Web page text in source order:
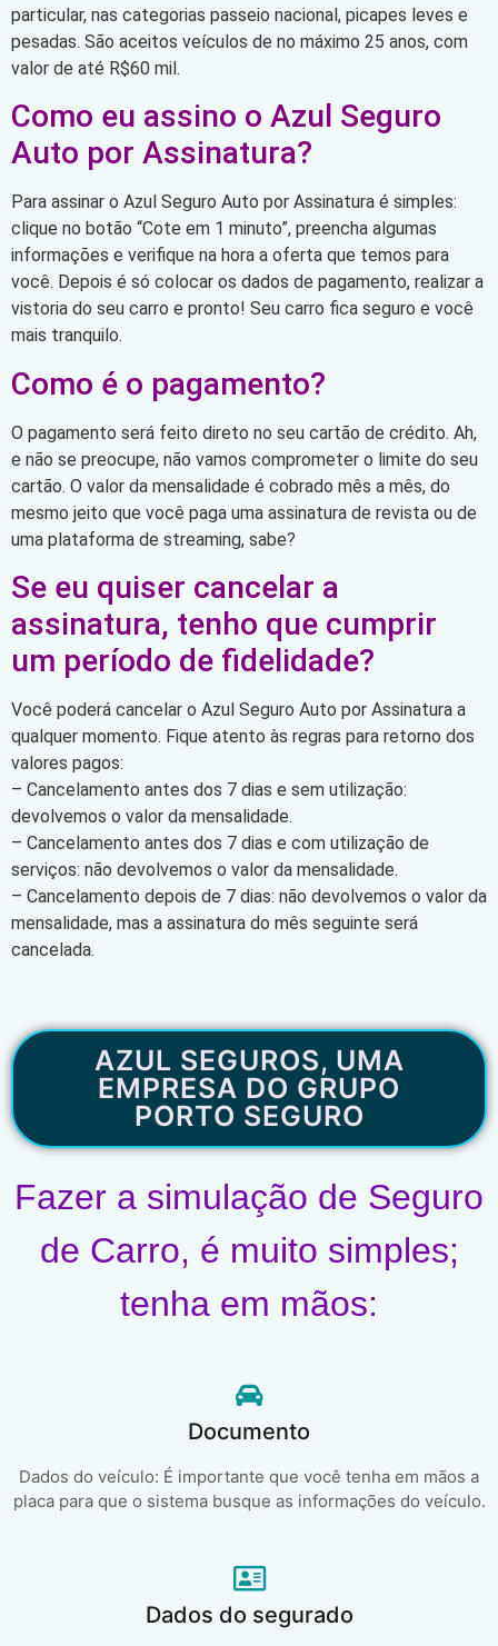
particular, nas categorias passeio nacional, picapes leves e
pesadas. São aceitos veículos de no máximo 25 anos, com
valor de até R$60 mil.
Como eu assino o Azul Seguro
Auto por Assinatura?
Para assinar o Azul Seguro Auto por Assinatura é simples:
clique no botão “Cote em 1 minuto”, preencha algumas
informações e verifique na hora a oferta que temos para
você. Depois é só colocar os dados de pagamento, realizar a
vistoria do seu carro e pronto! Seu carro fica seguro e você
mais tranquilo.
Como é o pagamento?
O pagamento será feito direto no seu cartão de crédito. Ah,
e não se preocupe, não vamos comprometer o limite do seu
cartão. O valor da mensalidade é cobrado mês a mês, do
mesmo jeito que você paga uma assinatura de revista ou de
uma plataforma de streaming, sabe?
Se eu quiser cancelar a
assinatura, tenho que cumprir
um período de fidelidade?
Você poderá cancelar o Azul Seguro Auto por Assinatura a
qualquer momento. Fique atento às regras para retorno dos
valores pagos:
– Cancelamento antes dos 7 dias e sem utilização:
devolvemos o valor da mensalidade.
– Cancelamento antes dos 7 dias e com utilização de
serviços: não devolvemos o valor da mensalidade.
– Cancelamento depois de 7 dias: não devolvemos o valor da
mensalidade, mas a assinatura do mês seguinte será
cancelada.
AZUL SEGUROS, UMA
EMPRESA DO GRUPO
PORTO SEGURO
Fazer a simulação de Seguro
de Carro, é muito simples;
tenha em mãos:
Documento
Dados do veículo: É importante que você tenha em mãos a
placa para que o sistema busque as informações do veículo.
Dados do segurado